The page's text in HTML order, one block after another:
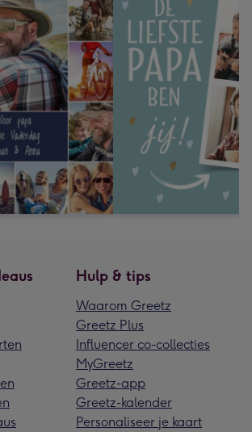
Hulp & tips
Waarom Greetz
Greetz Plus
Influencer co-collecties
MyGreetz
Greetz-app
Greetz-kalender
Personaliseer je kaart